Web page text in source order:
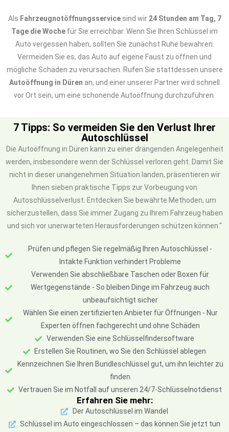
Als Fahrzeugnotöffnungsservicesind wir 24 Stunden am Tag, 7
Tage die Woche für Sie erreichbar. Wenn Sie Ihren Schlüssel im
Auto vergessen haben, sollten Sie zunächst Ruhe bewahren.
Vermeiden Sie es, das Auto auf eigene Faust zu öffnen und
mögliche Schäden zu verursachen. Rufen Sie stattdessen unsere
Autoöffnung in Düren an, und einer unserer Partner wird schnell
vor Ort sein, um eine schonende Autoöffnung durchzuführen.
7 Tipps: So vermeiden Sie den Verlust Ihrer
Autoschlüssel
Die Autoöffnung in Düren kann zu einer drängenden Angelegenheit
werden, insbesondere wenn der Schlüssel verloren geht. Damit Sie
nicht in dieser unangenehmen Situation landen, präsentieren wir
Ihnen sieben praktische Tipps zur Vorbeugung von
Autoschlüsselverlust. Entdecken Sie bewährte Methoden, um
sicherzustellen, dass Sie immer Zugang zu Ihrem Fahrzeug haben
und sich vor unerwarteten Herausforderungen schützen können.“
Prüfen und pflegen Sie regelmäßig Ihren Autoschlüssel -
Intakte Funktion verhindert Probleme
Verwenden Sie abschließbare Taschen oder Boxen für
Wertgegenstände - So bleiben Dinge im Fahrzeug auch
unbeaufsichtigt sicher
Wählen Sie einen zertifizierten Anbieter für Öffnungen - Nur
Experten öffnen fachgerecht und ohne Schäden
Verwenden Sie eine Schlüsselfindersoftware
Erstellen Sie Routinen, wo Sie den Schlüssel ablegen
Kennzeichnen Sie Ihren Bundleschlüssel gut, um ihn leichter zu
finden
Vertrauen Sie im Notfall auf unseren 24/7-Schlüsselnotdienst
Erfahren Sie mehr:
Der Autoschlüssel im Wandel
Schlüssel im Auto eingeschlossen – das können Sie jetzt tun